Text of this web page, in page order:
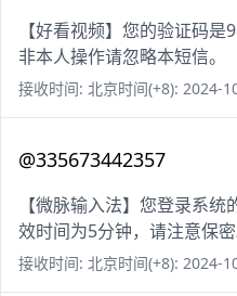
【好看视频】您的验证码
非本人操作请忽略本短信。
接收时间: 北京时间(+8): 2024-
@335673442357
【微脉输入法】您登录系
效时间为5分钟，请注意保密
接收时间: 北京时间(+8): 2024-